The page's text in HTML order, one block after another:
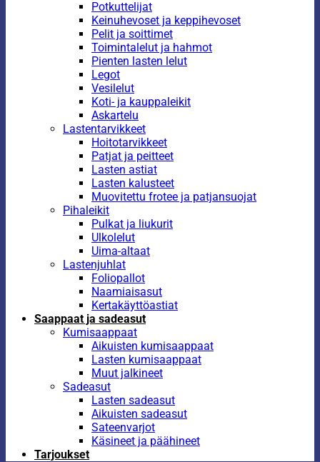
Potkuttelijat
Keinuhevoset ja keppihevoset
Pelit ja soittimet
Toimintalelut ja hahmot
Pienten lasten lelut
Legot
Vesilelut
Koti- ja kauppaleikit
Askartelu
Lastentarvikkeet
Hoitotarvikkeet
Patjat ja peitteet
Lasten astiat
Lasten kalusteet
Muovitettu frotee ja patjansuojat
Pihaleikit
Pulkat ja liukurit
Ulkolelut
Uima-altaat
Lastenjuhlat
Foliopallot
Naamiaisasut
Kertakäyttöastiat
Saappaat ja sadeasut
Kumisaappaat
Aikuisten kumisaappaat
Lasten kumisaappaat
Muut jalkineet
Sadeasut
Lasten sadeasut
Aikuisten sadeasut
Sateenvarjot
Käsineet ja päähineet
Tarjoukset